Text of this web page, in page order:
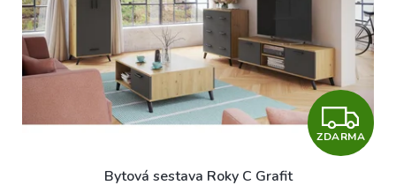
Z
D
ZDARMA
Bytová sestava Roky C Grafit